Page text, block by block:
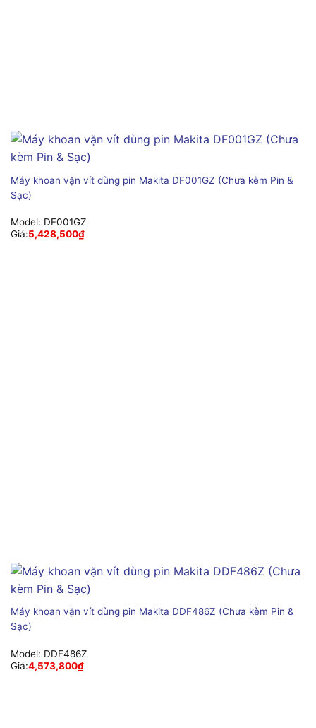
Máy khoan vặn vít dùng pin Makita DF001GZ (Chưa kèm Pin &
Sạc)
Model: DF001GZ
Giá:5,428,500₫
Máy khoan vặn vít dùng pin Makita DDF486Z (Chưa kèm Pin &
Sạc)
Model: DDF486Z
Giá:4,573,800₫